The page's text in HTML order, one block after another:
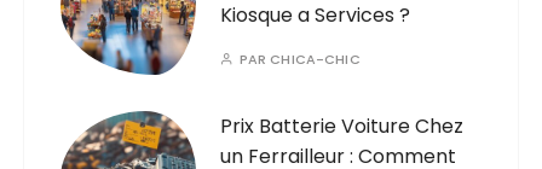
Kiosque a Services ?
PAR CHICA-CHIC
Prix Batterie Voiture Chez
un Ferrailleur : Comment